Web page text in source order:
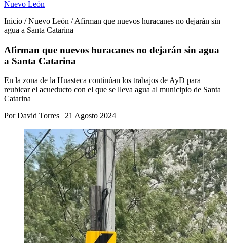
Nuevo León
Inicio / Nuevo León / Afirman que nuevos huracanes no dejarán sin
agua a Santa Catarina
Afirman que nuevos huracanes no dejarán sin agua
a Santa Catarina
En la zona de la Huasteca continúan los trabajos de AyD para
reubicar el acueducto con el que se lleva agua al municipio de Santa
Catarina
Por David Torres | 21 Agosto 2024